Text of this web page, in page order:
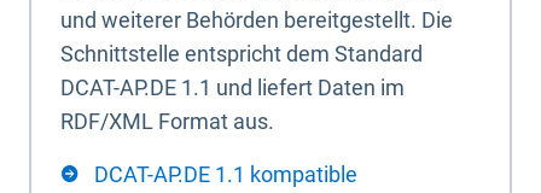
und weiterer Behörden bereitgestellt. Die
Schnittstelle entspricht dem Standard
DCAT-AP.DE 1.1 und liefert Daten im
RDF/XML Format aus.
DCAT-AP.DE 1.1 kompatible